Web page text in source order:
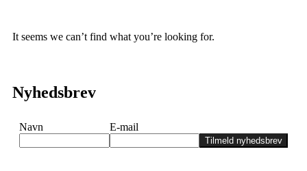
It seems we can’t find what you’re looking for.
Nyhedsbrev
Navn E-mail
Tilmeld nyhedsbrev